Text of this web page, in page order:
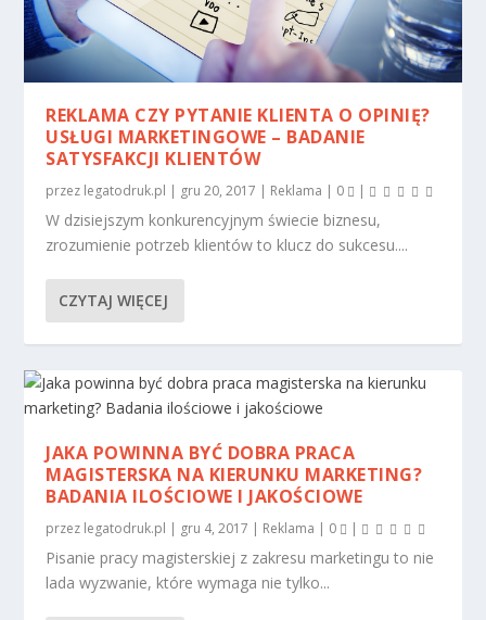
REKLAMA CZY PYTANIE KLIENTA O OPINIĘ?
USŁUGI MARKETINGOWE – BADANIE
SATYSFAKCJI KLIENTÓW
przez legatodruk.pl | gru 20, 2017 | Reklama | 0 |
W dzisiejszym konkurencyjnym świecie biznesu,
zrozumienie potrzeb klientów to klucz do sukcesu....
CZYTAJ WIĘCEJ
JAKA POWINNA BYĆ DOBRA PRACA
MAGISTERSKA NA KIERUNKU MARKETING?
BADANIA ILOŚCIOWE I JAKOŚCIOWE
przez legatodruk.pl | gru 4, 2017 | Reklama | 0 |
Pisanie pracy magisterskiej z zakresu marketingu to nie
lada wyzwanie, które wymaga nie tylko...